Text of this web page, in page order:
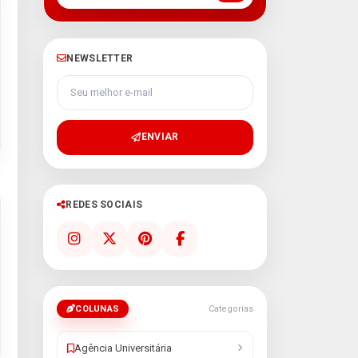
NEWSLETTER
Seu melhor e-mail
ENVIAR
REDES SOCIAIS
COLUNAS Categorias
Agência Universitária